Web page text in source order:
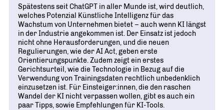
Partner
Deutsche Industrie- und Handelskammer (DIHK)
Junior Chamber International (JCI)
G20 Young Entrepreneurs‘ Alliance
BERUFSEINSTIEG ERLEICHTERN
Wirtschaftswissen im Wettbewerb (w³)
WIRTSCHAFTSQUIZ FÜR SCHÜLER
CYE
CREATIVE YOUNG ENTREPRENEUR
Energie und Nachhaltigkeit
Spätestens seit ChatGPT in aller Munde ist, wird deutlich,
welches Potenzial Künstliche Intelligenz für das
Wachstum von Unternehmen bietet – auch wenn KI längst
in der Industrie angekommen ist. Der Einsatz ist jedoch
nicht ohne Herausforderungen, und die neuen
Regulierungen, wie der AI Act, geben erste
Orientierungspunkte. Zudem zeigt ein erstes
Gerichtsurteil, wie die Technologie in Bezug auf die
Verwendung von Trainingsdaten rechtlich unbedenklich
einzusetzen ist. Für Einsteiger:innen, die den raschen
Wandel der KI nicht verpassen wollen, gibt es auch ein
paar Tipps, sowie Empfehlungen für KI-Tools.